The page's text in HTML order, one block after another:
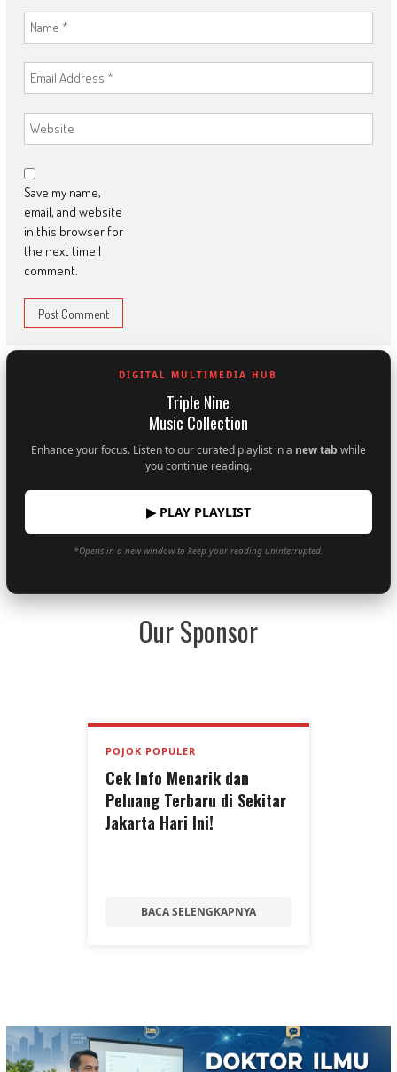
Save my name,
email, and website
in this browser for
the next time I
comment.
DIGITAL MULTIMEDIA HUB
Triple Nine
Music Collection
Enhance your focus. Listen to our curated playlist in a new tab while
you continue reading.
▶ PLAY PLAYLIST
*Opens in a new window to keep your reading uninterrupted.
Our Sponsor
POJOK POPULER
Cek Info Menarik dan
Peluang Terbaru di Sekitar
Jakarta Hari Ini!
BACA SELENGKAPNYA